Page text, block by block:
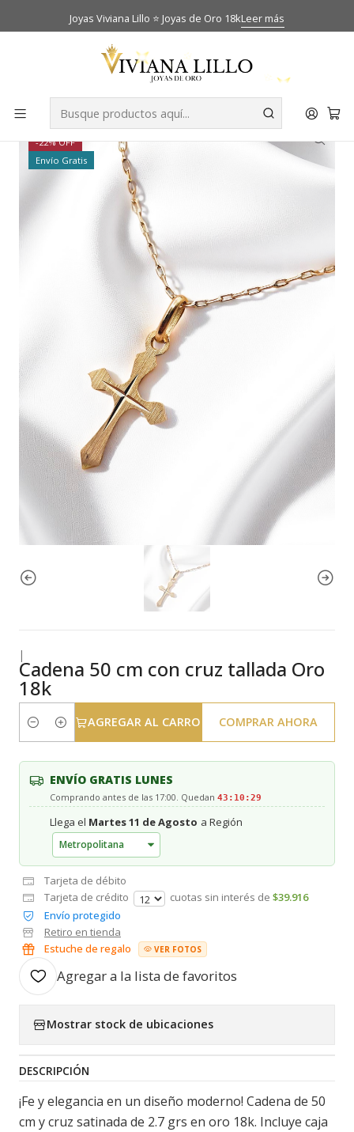
Joyas Viviana Lillo ⭐ Joyas de Oro 18kLeer más
Inicio Catálogo
Cadena 50 cm con cruz tallada Oro 18k
-22% OFF
Envío Gratis
|
Cadena 50 cm con cruz tallada Oro
18k
Cantidad
AGREGAR AL CARRO COMPRAR AHORA
ENVÍO GRATIS LUNES
Comprando antes de las 17:00. Quedan 43:10:29
Llega el Martes 11 de Agosto a Región
Tarjeta de débito
Tarjeta de crédito
cuotas sin interés de $39.916
Envío protegido
Retiro en tienda
Estuche de regalo
VER FOTOS
Agregar a la lista de favoritos
Mostrar stock de ubicaciones
DESCRIPCIÓN
¡Fe y elegancia en un diseño moderno! Cadena de 50
cm y cruz satinada de 2.7 grs en oro 18k. Incluye caja